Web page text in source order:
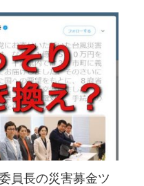
員長の災害募金ツ